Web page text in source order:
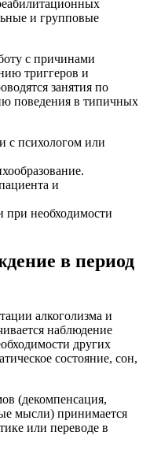
и групповые
с причинами
триггеров и
занятия по
поведения в типичных
с психологом или
и
при необходимости
в период
алкоголизма и
наблюдение
других
состояние, сон,
(декомпенсация,
мысли) принимается
или переводе в